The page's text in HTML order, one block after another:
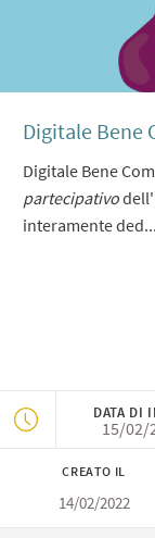
Digitale Bene
Digitale Bene
partecipativo
interamente ded...
DATA DI
15/02/
CREATO IL
14/02/2022